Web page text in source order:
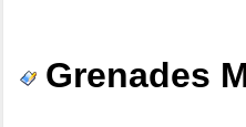
Grenades